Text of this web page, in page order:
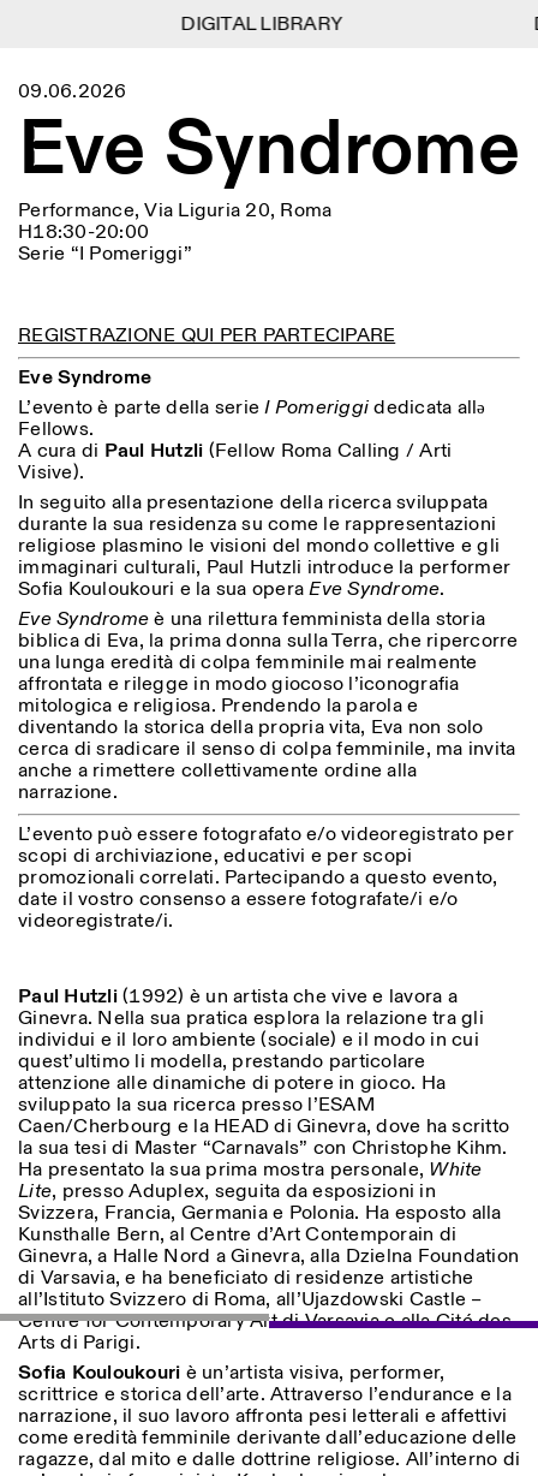
Menu
Lingua EN IT DE
FR
Istituto Svizzero
Ricerca
Residenze
Organizzazione
Biblioteca
Jobs
Altre Attività
NEWSLETTER
Registrati alla nostra newsletter per ricevere
informazioni sui nostri eventi
Facebook Instagram Linkedin Vimeo
Privacy Policy
Information
ISTITUTO SVIZZERO
ROMA
Villa Maraini
Via Ludovisi 48
+39 06 420 421
Barberini
ORARI PORTINERIA:
LUN-VEN
09:00–13:30, 14:30–18:00
ORARI MOSTRE:
18:30
Giovedì: 14:30-20:00
Sabato/Domenica: 11:00-
18:30
VISITE GUIDATE:
Solo su prenotazione
(italiano, inglese)
Tariffa: 10€ per persona
Per prenotazioni:
visite@istitutosvizzero.it
Ingresso non consentito
agli animali
ISTITUTO SVIZZERO
MILANO
Sede di Milano
Via Vecchio Politecnico 3
20121 Milano
+39 02 76 01 61 18
milano@istitutosvizzero.it
ORARI MOSTRE:
I’ll miss you when I scroll
away:
17:00
Giovedì: 11:00-20:00
Sabato: 14:00-18:00
Domenica chiuso
Filtri
Area di appartenenza
Reset
Arte
Residenze Scienze
Luogo
Categoria
Antropologia
Archeologia
Architettura
Arte
Astrofisica
Book launch
Altre opzioni...
Durata (giorni)
1
365
> 1
09.06.2026
Eve Syndrome
Performance, Via Liguria 20, Roma
H18:30-20:00
Serie “I Pomeriggi”
REGISTRAZIONE QUI PER PARTECIPARE
Eve Syndrome
L’evento è parte della serieI Pomeriggidedicata allə
Fellows.
A cura di Paul Hutzli (Fellow Roma Calling / Arti
Visive).
In seguito alla presentazione della ricerca sviluppata
durante la sua residenza su come le rappresentazioni
religiose plasmino le visioni del mondo collettive e gli
immaginari culturali, Paul Hutzli introduce la performer
Sofia Kouloukouri e la sua operaEve Syndrome.
Eve Syndromeè una rilettura femminista della storia
biblica di Eva, la prima donna sulla Terra, che ripercorre
una lunga eredità di colpa femminile mai realmente
affrontata e rilegge in modo giocoso l’iconografia
mitologica e religiosa. Prendendo la parola e
diventando la storica della propria vita, Eva non solo
cerca di sradicare il senso di colpa femminile, ma invita
anche a rimettere collettivamente ordine alla
narrazione.
L’evento può essere fotografato e/o videoregistrato per
scopi di archiviazione, educativi e per scopi
promozionali correlati. Partecipando a questo evento,
date il vostro consenso a essere fotografate/i e/o
videoregistrate/i.
Paul Hutzli(1992) è un artista che vive e lavora a
Ginevra. Nella sua pratica esplora la relazione tra gli
individui e il loro ambiente (sociale) e il modo in cui
quest’ultimo li modella, prestando particolare
attenzione alle dinamiche di potere in gioco. Ha
sviluppato la sua ricerca presso l’ESAM
Caen/Cherbourg e la HEAD di Ginevra, dove ha scritto
la sua tesi di Master “Carnavals” con Christophe Kihm.
Ha presentato la sua prima mostra personale, White
Lite, presso Aduplex, seguita da esposizioni in
Svizzera, Francia, Germania e Polonia. Ha esposto alla
Kunsthalle Bern, al Centre d’Art Contemporain di
Ginevra, a Halle Nord a Ginevra, alla Dzielna Foundation
di Varsavia, e ha beneficiato di residenze artistiche
all’Istituto Svizzero di Roma, all’Ujazdowski Castle –
Centre for Contemporary Art di Varsavia e alla Cité des
Arts di Parigi.
Sofia Kouloukouri è un’artista visiva, performer,
scrittrice e storica dell’arte. Attraverso l’endurance e la
narrazione, il suo lavoro affronta pesi letterali e affettivi
come eredità femminile derivante dall’educazione delle
ragazze, dal mito e dalle dottrine religiose. All’interno di
DIGITAL LIBRARY
DIGITAL LIBRARY